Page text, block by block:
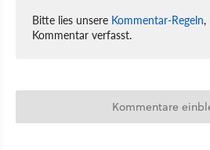
Bitte lies unsere Kommentar-Regeln,
Kommentar verfasst.
Kommentare